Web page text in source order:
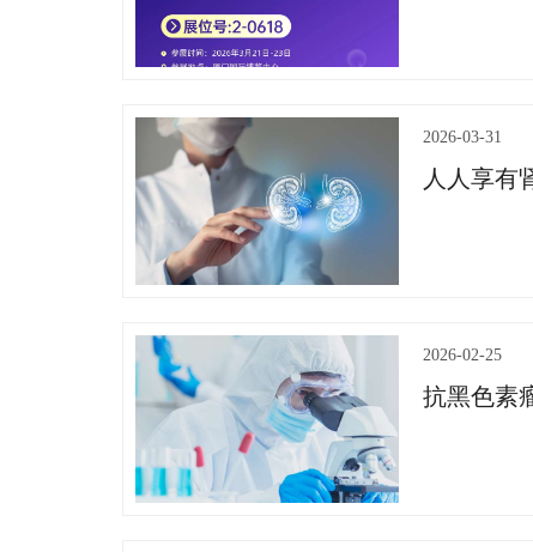
2026-03-31
人人享有
2026-02-25
抗黑色素